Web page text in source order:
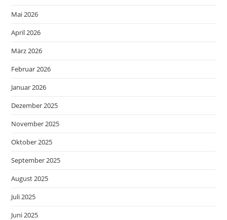
Mai 2026
April 2026
März 2026
Februar 2026
Januar 2026
Dezember 2025
November 2025
Oktober 2025
September 2025
August 2025
Juli 2025
Juni 2025